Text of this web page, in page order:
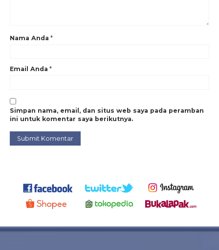
Nama Anda *
Email Anda *
Simpan nama, email, dan situs web saya pada peramban
ini untuk komentar saya berikutnya.